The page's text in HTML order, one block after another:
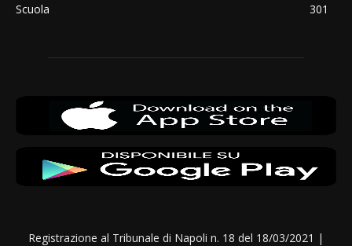
Scuola
301
Registrazione al Tribunale di Napoli n. 18 del 18/03/2021 |